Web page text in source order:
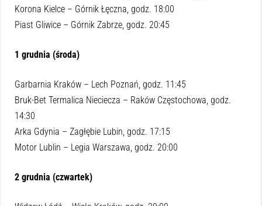
Korona Kielce – Górnik Łęczna, godz. 18:00
Piast Gliwice – Górnik Zabrze, godz. 20:45
1 grudnia (środa)
Garbarnia Kraków – Lech Poznań, godz. 11:45
Bruk-Bet Termalica Nieciecza – Raków Częstochowa, godz.
14:30
Arka Gdynia – Zagłębie Lubin, godz. 17:15
Motor Lublin – Legia Warszawa, godz. 20:00
2 grudnia (czwartek)